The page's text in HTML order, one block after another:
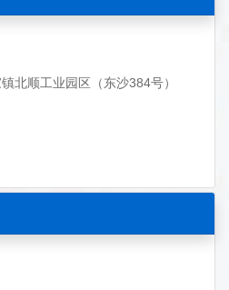
北顺工业园区（东沙384号）